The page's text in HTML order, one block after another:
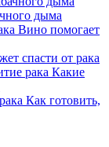
дыма
Вино помогает
спасти от рака
Какие
Как готовить,